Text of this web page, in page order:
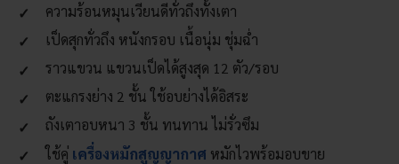
ความร้อนหมุนเวียนดีทั่วถึงทั้งเตา
เป็ดสุกทั่วถึง หนังกรอบ เนื้อนุ่ม ชุ่มฉ่ำ
ราวแขวน แขวนเป็ดได้สูงสุด 12 ตัว/รอบ
ตะแกรงย่าง 2 ชั้น ใช้อบย่างได้อิสระ
ถังเตาอบหนา 3 ชั้น ทนทาน ไม่รั่วซึม
ใช้คู่ เครื่องหมักสูญญากาศ หมักไวพร้อมอบขาย